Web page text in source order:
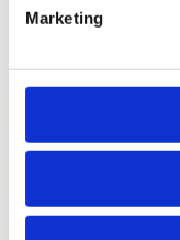
Marketing